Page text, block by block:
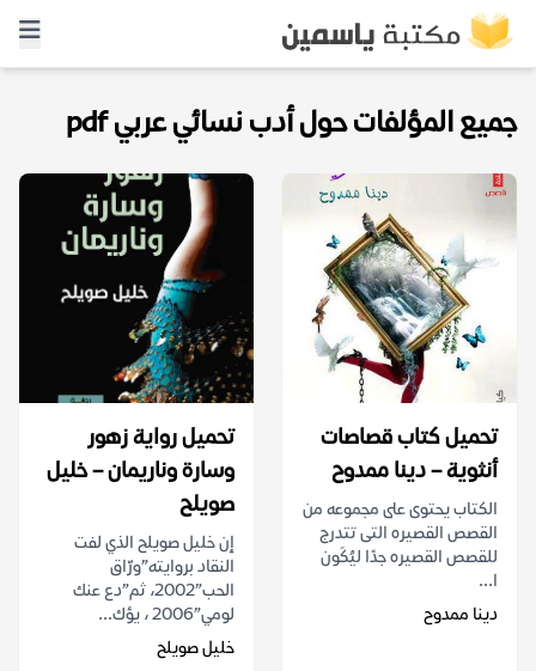
جميع المؤلفات حول أدب نسائي عربي pdf
تحميل كتاب قصاصات
أنثوية – دينا ممدوح
الكتاب يحتوى على مجموعه من
القصص القصيره التى تتدرج
للقصص القصيره جدًا ليُكَون
ا...
دينا ممدوح
تحميل رواية زهور
وسارة وناريمان – خليل
صويلح
إن خليل صويلح الذي لفت
النقاد بروايته”ورّاق
الحب”2002، ثم”دع عنك
لومي”2006 ، يؤك...
خليل صويلح